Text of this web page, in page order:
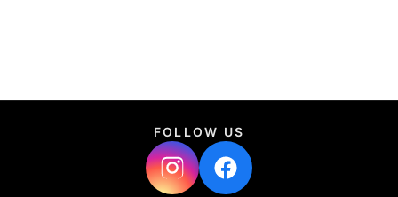
FOLLOW US